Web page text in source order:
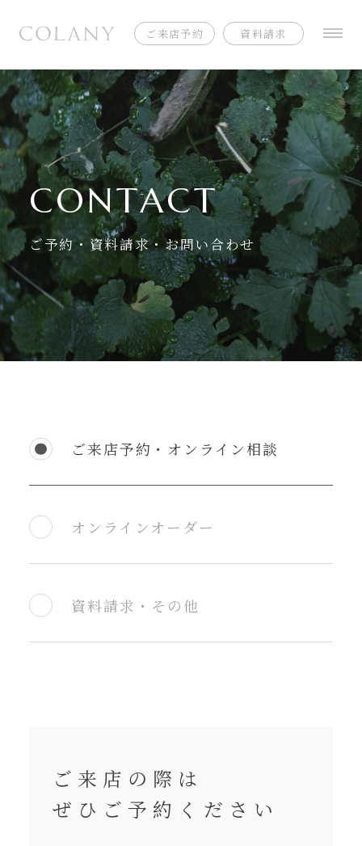
ご来店予約 資料請求
CONTACT
ご予約・資料請求・お問い合わせ
ご来店予約・オンライン相談
オンラインオーダー
資料請求・その他
ご来店の際は
ぜひご予約ください